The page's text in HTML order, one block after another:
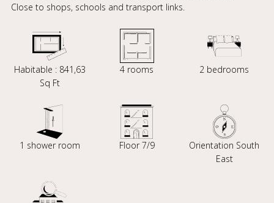
Close to shops, schools and transport links.
Habitable : 841,63
Sq Ft
4 rooms 2 bedrooms
1 shower room Floor 7/9
Orientation South
East